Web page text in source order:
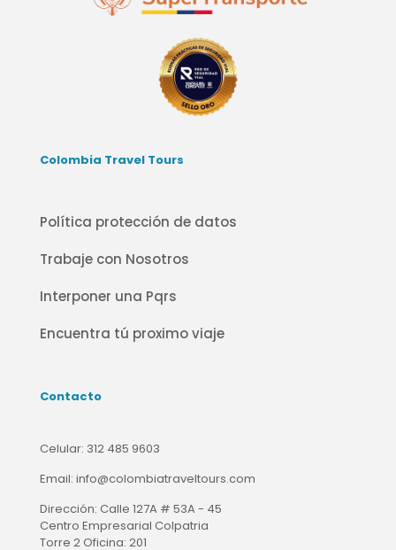
Colombia Travel Tours
Política protección de datos
Trabaje con Nosotros
Interponer una Pqrs
Encuentra tú proximo viaje
Contacto
Celular: 312 485 9603
Email: info@colombiatraveltours.com
Dirección: Calle 127A # 53A - 45
Centro Empresarial Colpatria
Torre 2 Oficina: 201